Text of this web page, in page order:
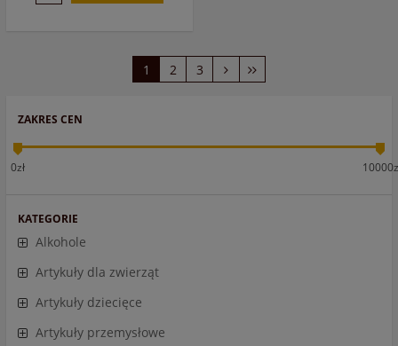
ZAKRES CEN
0zł
KATEGORIE
Alkohole
Artykuły dla zwierząt
Artykuły dziecięce
Artykuły przemysłowe
1 2 3